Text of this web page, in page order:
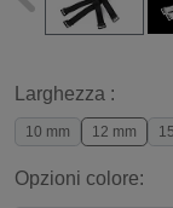
Larghezza :
10 mm 12 mm
Opzioni colore: